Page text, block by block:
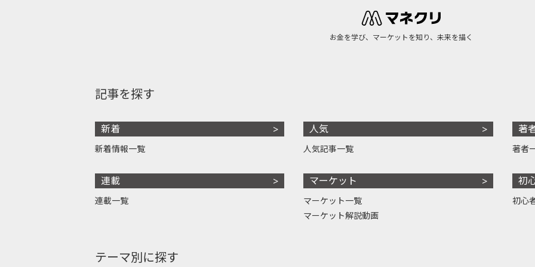
お金を学び、マーケットを知り、未来を描く
記事を探す
新着
新着情報一覧
連載
連載一覧
人気
人気記事一覧
マーケット
マーケット一覧
マーケット解説動画
著
著者
初
初心
テーマ別に探す